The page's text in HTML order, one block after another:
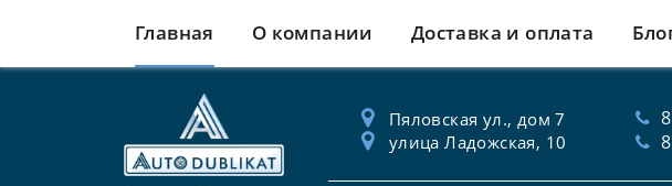
Главная О компании Доставка и оплата
Пяловская ул., дом 7
улица Ладожская, 10